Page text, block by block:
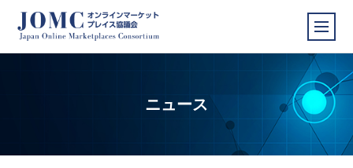
ニュース